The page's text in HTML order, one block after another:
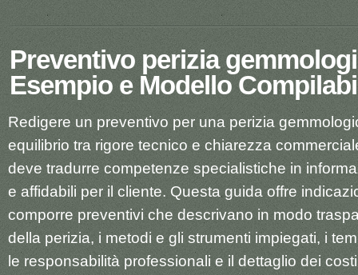
Preventivo perizia
Esempio e Modello
Redigere un preventivo per una perizia
equilibrio tra rigore tecnico e chiarezza
deve tradurre competenze specialistiche in
e affidabili per il cliente. Questa guida offre
comporre preventivi che descrivano in modo
della perizia, i metodi e gli strumenti impiegati, i
le responsabilità professionali e il dettaglio dei